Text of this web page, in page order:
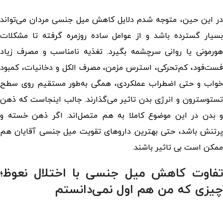
در این حین، متوجه شدم دلایل کاهش میل جنسی مردان می‌تواند
بسیار گسترده باشد و از عوامل ساده روزمره گرفته تا مشکلات
هورمونی یا روانی سرچشمه بگیرد. تغذیه نامناسب و مصرف زیاد
فست‌فود، کم‌تحرکی، استرس مزمن، مصرف الکل و دخانیات، کمبود
خواب و حتی اضطراب عملکردی، همگی به‌طور مستقیم روی سطح
تستوسترون و انرژی بدن تاثیر می‌گذارند. جالب اینجاست که ذهن
و بدن در این موضوع کاملا به هم متصل‌اند. اگر ذهن خسته و
پرتنش باشد، حتی بهترین داروهایتقویت میل جنسی آقایانهم
ممکن است بی تاثیر باشند.
تفاوت کاهش میل جنسی با اختلال نعوظ؛
چیزی که من هم اول نمی‌دانستم